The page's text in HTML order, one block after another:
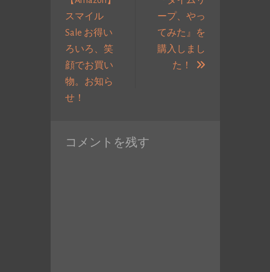
スマイル
Sale お得い
ろいろ、笑
顔でお買い
物。お知ら
せ！
投
ープ、やっ
てみた』を
購入しまし
た！
次
コメントを残す